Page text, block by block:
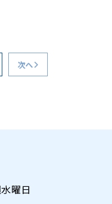
次へ
水曜日